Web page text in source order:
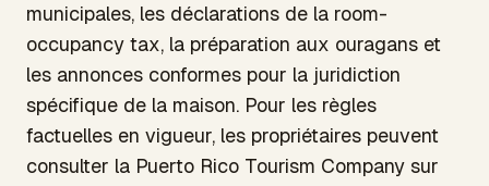
municipales, les déclarations de la room-
occupancy tax, la préparation aux ouragans et
les annonces conformes pour la juridiction
spécifique de la maison. Pour les règles
factuelles en vigueur, les propriétaires peuvent
consulter la Puerto Rico Tourism Company sur